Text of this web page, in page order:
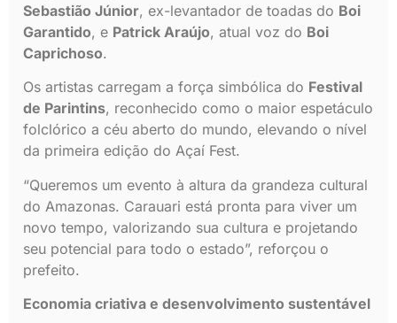
Sebastião Júnior, ex-levantador de toadas do Boi
Garantido, e Patrick Araújo, atual voz do Boi
Caprichoso.
Os artistas carregam a força simbólica do Festival
de Parintins, reconhecido como o maior espetáculo
folclórico a céu aberto do mundo, elevando o nível
da primeira edição do Açaí Fest.
“Queremos um evento à altura da grandeza cultural
do Amazonas. Carauari está pronta para viver um
novo tempo, valorizando sua cultura e projetando
seu potencial para todo o estado”, reforçou o
prefeito.
Economia criativa e desenvolvimento sustentável